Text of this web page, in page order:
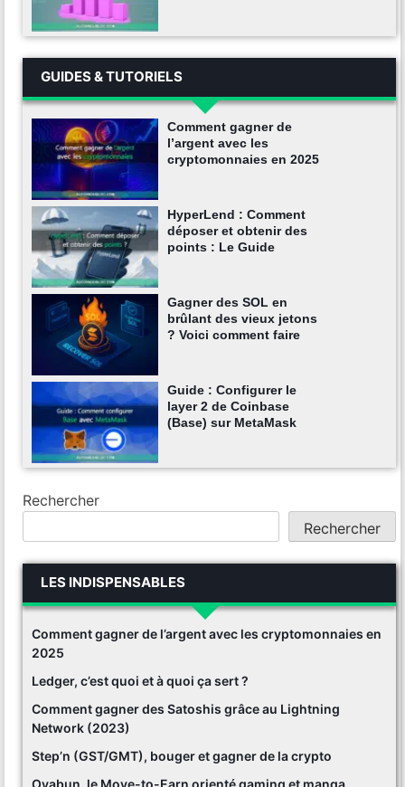
GUIDES & TUTORIELS
Comment gagner de
l’argent avec les
cryptomonnaies en 2025
HyperLend : Comment
déposer et obtenir des
points : Le Guide
Gagner des SOL en
brûlant des vieux jetons
? Voici comment faire
Guide : Configurer le
layer 2 de Coinbase
(Base) sur MetaMask
Rechercher
Rechercher
LES INDISPENSABLES
Comment gagner de l’argent avec les cryptomonnaies en
2025
Ledger, c’est quoi et à quoi ça sert ?
Comment gagner des Satoshis grâce au Lightning
Network (2023)
Step’n (GST/GMT), bouger et gagner de la crypto